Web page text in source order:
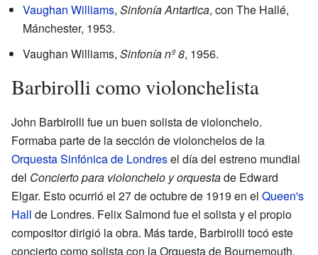
Vaughan Williams, Sinfonía Antartica, con The Hallé,
Mánchester, 1953.
Vaughan Williams, Sinfonía nº 8, 1956.
Barbirolli como violonchelista
John Barbirolli fue un buen solista de violonchelo.
Formaba parte de la sección de violonchelos de la
Orquesta Sinfónica de Londresel día del estreno mundial
del Concierto para violonchelo y orquestade Edward
Elgar. Esto ocurrió el 27 de octubre de 1919 en el Queen's
Hall de Londres. Felix Salmond fue el solista y el propio
compositor dirigió la obra. Más tarde, Barbirolli tocó este
concierto como solista con la Orquesta de Bournemouth,